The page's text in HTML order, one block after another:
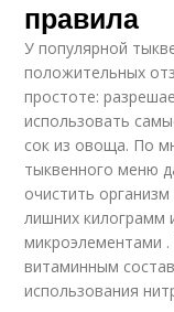
правила
У популярной
положительных
простоте:
использовать
сок из овоща. По
тыквенного меню
очистить
лишних килограмм
микроэлементами
витаминным
использования